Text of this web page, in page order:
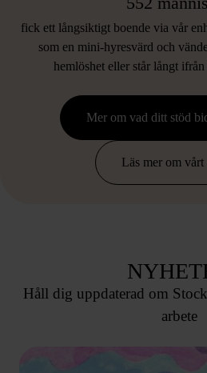
fick ett långsiktigt boende via vår
som en mini-hyresvärd och
hemlöshet eller står långt
Mer om vad ditt stöd
Läs mer om vårt
Håll dig uppdaterad om
arbete